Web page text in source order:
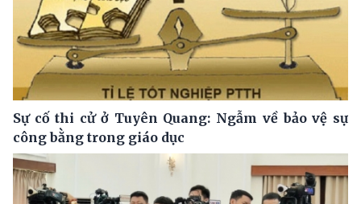
Sự cố thi cử ở Tuyên Quang: Ngẫm về bảo vệ sự
công bằng trong giáo dục